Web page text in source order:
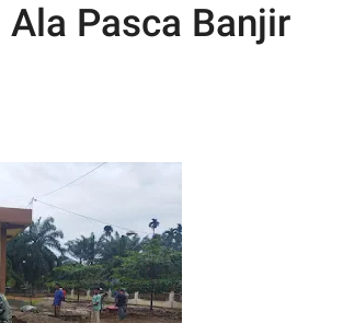
Pasca Banjir